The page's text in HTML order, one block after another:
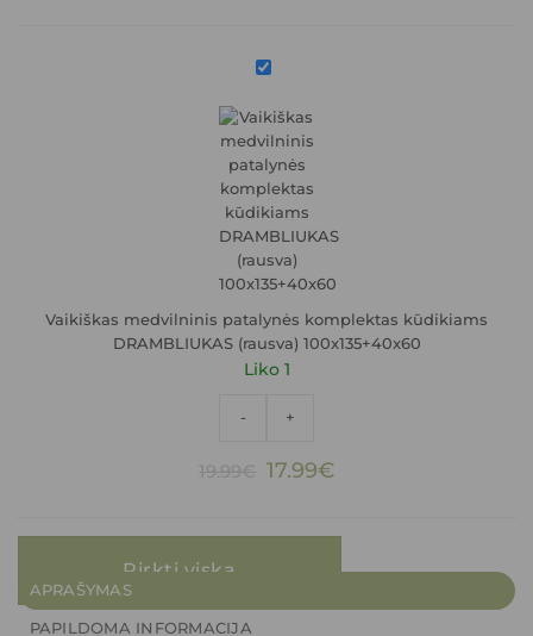
Vaikiškas
patalynės
komplektas
kūdikiams
DRAMBLIUKAS
(rausva)
100x135+40x60
Vaikiškas medvilninis patalynės komplektas kūdikiams
DRAMBLIUKAS (rausva) 100x135+40x60
Liko 1
- +
Original
19.99€.
17.99€Current
17.99€.
Pirkti viską
APRAŠYMAS
PAPILDOMA INFORMACIJA